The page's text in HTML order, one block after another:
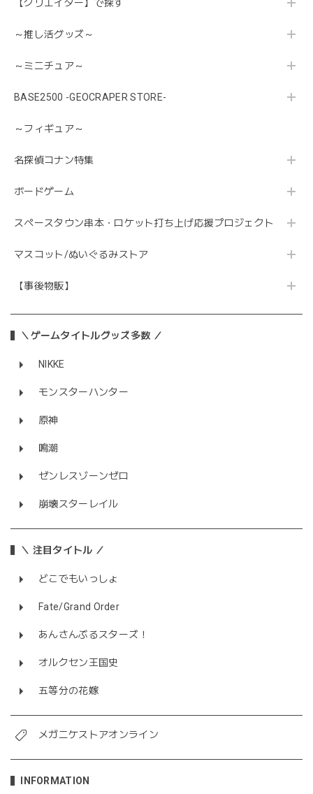
【クリエイター】で探す
～推し活グッズ～
～ミニチュア～
BASE2500 -GEOCRAPER STORE-
～フィギュア～
名探偵コナン特集
ボードゲーム
スペースタウン串本・ロケット打ち上げ応援プロジェクト
マスコット/ぬいぐるみストア
【事後物販】
＼ゲームタイトルグッズ多数 ／
NIKKE
モンスターハンター
原神
鳴潮
ゼンレスゾーンゼロ
崩壊スターレイル
＼ 注目タイトル ／
どこでもいっしょ
Fate/Grand Order
あんさんぶるスターズ！
オルクセン王国史
五等分の花嫁
メガニケストアオンライン
INFORMATION